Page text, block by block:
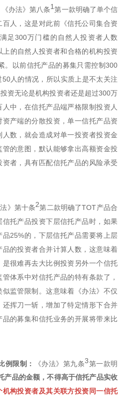
《办法》第八条1第一款明确了单个信
人，这是对此前《信托公司集合资
足300万门槛的自然人投资者人数
上的自然人投资者和合格的机构投资
。以前信托产品的募集只需控制300
人的情况，所以实质上是不太关注
资无论是机构投资者还是超过300万
中，在信托产品端严格限制投资人
产端的分散投资，单一信托产品资
数，就会造成对单一投资者投资金
的意图，默认能够拿出高额资金投
者，具有匹配信托产品的风险承受
法》第十条2第二款明确了TOT产品合
托产品投资下层信托产品时，如果
25%的，下层信托产品需要将上层
的投资者合并计算人数，这意味着
很难再去大比例投资另外一个信托
体系中对信托产品的特有条款了，
监管限制。这意味着《办法》不仅
挥刀一斩，增加了特定情形下合并
的募集和信托业务的开展将带来比
例限制： 《办法》第九条3第一款明
产品的金额，不得高于信托产品实收
机构投资者及其关联方投资同一信托